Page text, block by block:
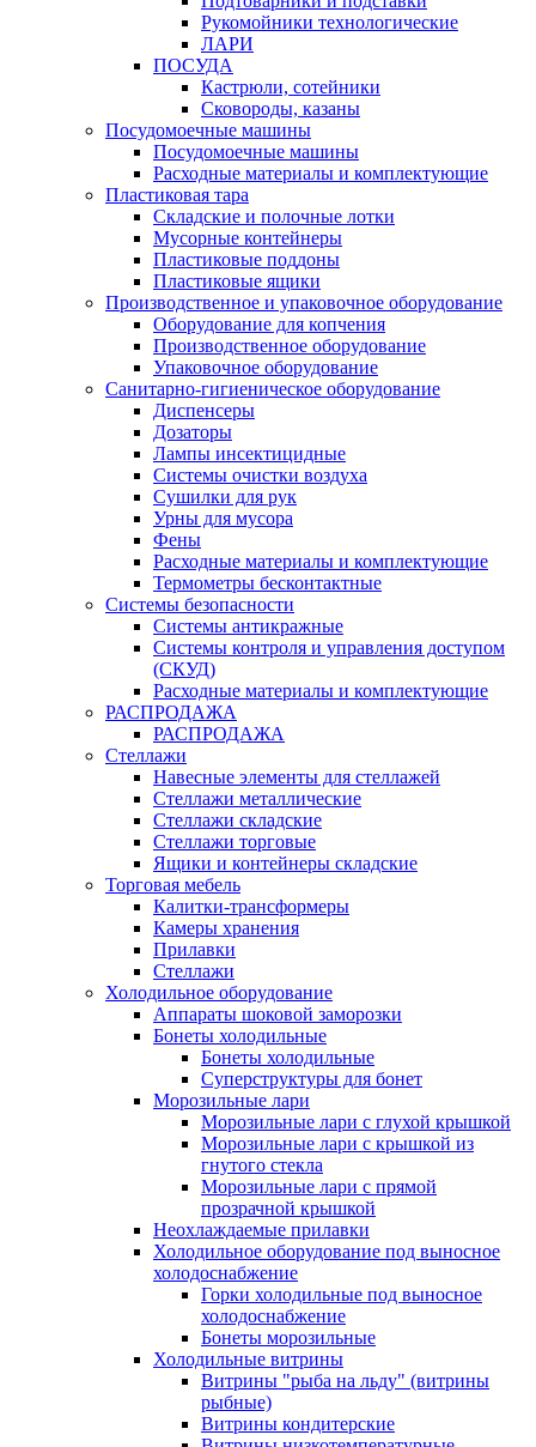
Рукомойники технологические
ЛАРИ
ПОСУДА
Кастрюли, сотейники
Сковороды, казаны
Посудомоечные машины
Посудомоечные машины
Расходные материалы и комплектующие
Пластиковая тара
Складские и полочные лотки
Мусорные контейнеры
Пластиковые поддоны
Пластиковые ящики
Производственное и упаковочное оборудование
Оборудование для копчения
Производственное оборудование
Упаковочное оборудование
Санитарно-гигиеническое оборудование
Диспенсеры
Дозаторы
Лампы инсектицидные
Системы очистки воздуха
Сушилки для рук
Урны для мусора
Фены
Расходные материалы и комплектующие
Термометры бесконтактные
Системы безопасности
Системы антикражные
Системы контроля и управления доступом
(СКУД)
Расходные материалы и комплектующие
РАСПРОДАЖА
РАСПРОДАЖА
Стеллажи
Навесные элементы для стеллажей
Стеллажи металлические
Стеллажи складские
Стеллажи торговые
Ящики и контейнеры складские
Торговая мебель
Калитки-трансформеры
Камеры хранения
Прилавки
Стеллажи
Холодильное оборудование
Аппараты шоковой заморозки
Бонеты холодильные
Бонеты холодильные
Суперструктуры для бонет
Морозильные лари
Морозильные лари с глухой крышкой
Морозильные лари с крышкой из
гнутого стекла
Морозильные лари с прямой
прозрачной крышкой
Неохлаждаемые прилавки
Холодильное оборудование под выносное
холодоснабжение
Горки холодильные под выносное
холодоснабжение
Бонеты морозильные
Холодильные витрины
Витрины "рыба на льду" (витрины
рыбные)
Витрины кондитерские